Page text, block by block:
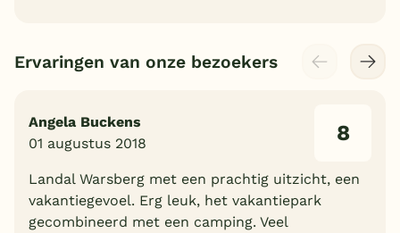
Ervaringen van onze bezoekers
Angela Buckens
01 augustus 2018
8
Landal Warsberg met een prachtig uitzicht, een
vakantiegevoel. Erg leuk, het vakantiepark
gecombineerd met een camping. Veel